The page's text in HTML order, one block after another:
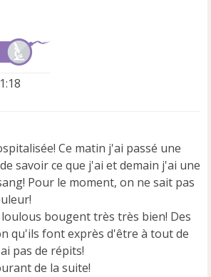
Ce matin j'ai passé une
savoir ce que j'ai et demain j'ai une
Pour le moment, on ne sait pas
bougent très très bien! Des
qu'ils font exprès d'être à tout de
pas de répits!
de la suite!